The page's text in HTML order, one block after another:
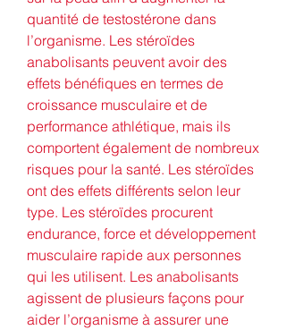
quantité de testostérone dans
l’organisme. Les stéroïdes
anabolisants peuvent avoir des
effets bénéfiques en termes de
croissance musculaire et de
performance athlétique, mais ils
comportent également de nombreux
risques pour la santé. Les stéroïdes
ont des effets différents selon leur
type. Les stéroïdes procurent
endurance, force et développement
musculaire rapide aux personnes
qui les utilisent. Les anabolisants
agissent de plusieurs façons pour
aider l’organisme à assurer une